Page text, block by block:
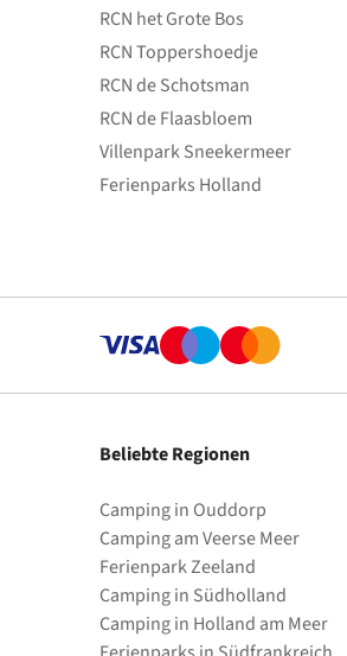
RCN het Grote Bos
RCN Toppershoedje
RCN de Schotsman
RCN de Flaasbloem
Villenpark Sneekermeer
Ferienparks Holland
Beliebte Regionen
Camping in Ouddorp
Camping am Veerse Meer
Ferienpark Zeeland
Camping in Südholland
Camping in Holland am Meer